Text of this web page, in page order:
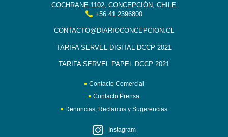
COCHRANE 1102, CONCEPCIÓN, CHILE
+56 41 2396800
CONTACTO@DIARIOCONCEPCION.CL
TARIFA SERVEL DIGITAL DCCP 2021
TARIFA SERVEL PAPEL DCCP 2021
Contacto Comercial
Contacto Prensa
Denuncias, Reclamos y Sugerencias
Instagram